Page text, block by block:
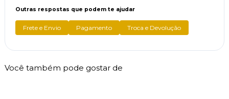
Outras respostas que podem te ajudar
Frete e Envio Pagamento Troca e Devolução
Você também pode gostar de